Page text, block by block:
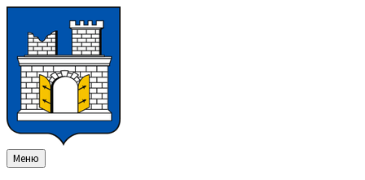
змісту
ліву
бічну
панель
праву
бічну
панель
нижнього
колонтитула
Меню